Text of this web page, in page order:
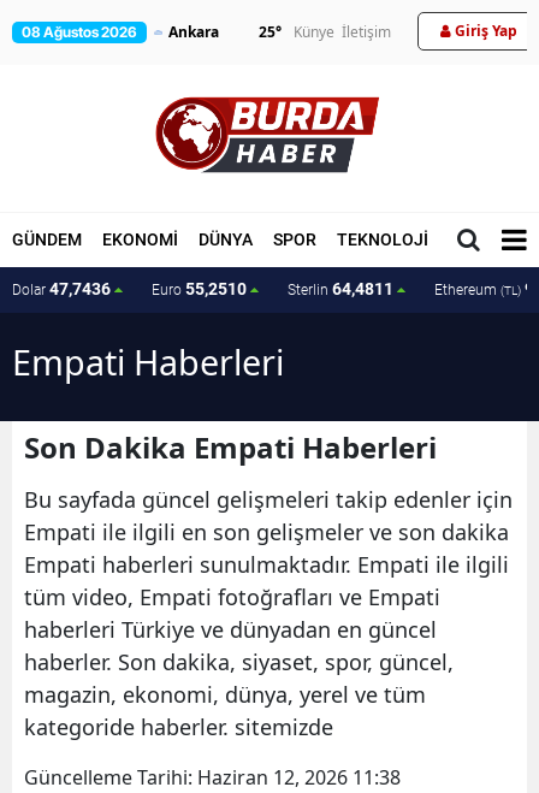
08 Ağustos 2026 25° Künye İletişim Giriş Yap
GÜNDEM EKONOMİ DÜNYA SPOR TEKNOLOJİ MAGAZİN
Dolar 47,7436 Euro 55,2510 Sterlin 64,4811 Ethereum (TL)
Empati Haberleri
Son Dakika Empati Haberleri
Bu sayfada güncel gelişmeleri takip edenler için
Empati ile ilgili en son gelişmeler ve son dakika
Empati haberleri sunulmaktadır. Empati ile ilgili
tüm video, Empati fotoğrafları ve Empati
haberleri Türkiye ve dünyadan en güncel
haberler. Son dakika, siyaset, spor, güncel,
magazin, ekonomi, dünya, yerel ve tüm
kategoride haberler. sitemizde
Güncelleme Tarihi: Haziran 12, 2026 11:38